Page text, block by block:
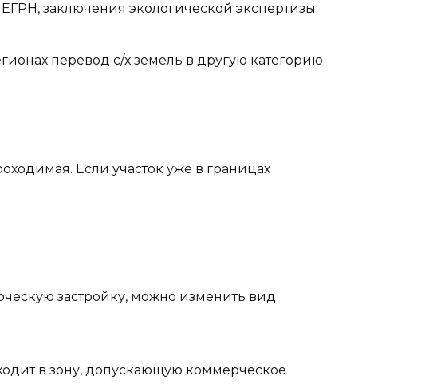
заключения экологической экспертизы
перевод с/х земель в другую категорию
Если участок уже в границах
застройку, можно изменить вид
в зону, допускающую коммерческое